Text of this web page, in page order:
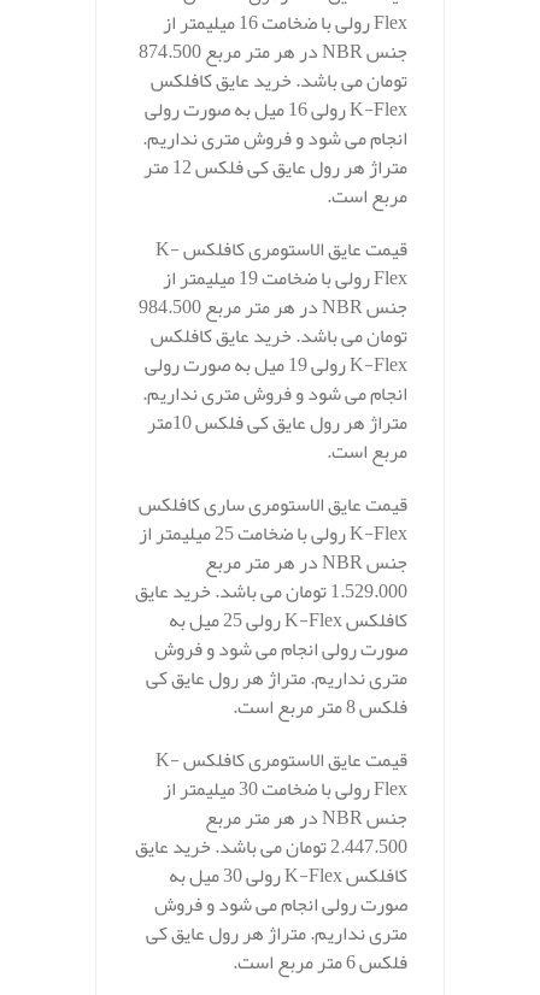
Flex رولی با ضخامت 16 میلیمتر از
جنس NBR در هر متر مربع 874.500
تومان می باشد. خرید عایق کافلکس
K-Flex رولی 16 میل به صورت رولی
انجام می شود و فروش متری نداریم.
متراژ هر رول عایق کی فلکس 12 متر
مربع است.
قیمت عایق الاستومری کافلکس K-
Flex رولی با ضخامت 19 میلیمتر از
جنس NBR در هر متر مربع 984.500
تومان می باشد. خرید عایق کافلکس
K-Flex رولی 19 میل به صورت رولی
انجام می شود و فروش متری نداریم.
متراژ هر رول عایق کی فلکس 10متر
مربع است.
قیمت عایق الاستومری ساری کافلکس
K-Flex رولی با ضخامت 25 میلیمتر از
جنس NBR در هر متر مربع
1.529.000 تومان می باشد. خرید عایق
کافلکس K-Flex رولی 25 میل به
صورت رولی انجام می شود و فروش
متری نداریم. متراژ هر رول عایق کی
فلکس 8 متر مربع است.
قیمت عایق الاستومری کافلکس K-
Flex رولی با ضخامت 30 میلیمتر از
جنس NBR در هر متر مربع
2.447.500 تومان می باشد. خرید عایق
کافلکس K-Flex رولی 30 میل به
صورت رولی انجام می شود و فروش
متری نداریم. متراژ هر رول عایق کی
فلکس 6 متر مربع است.